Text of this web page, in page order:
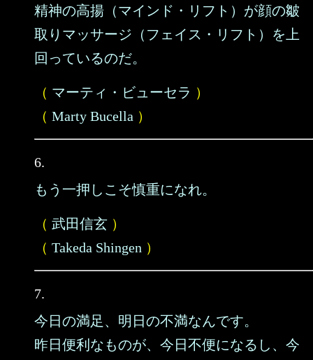
精神の高揚（マインド・リフト）が顔の皺
取りマッサージ（フェイス・リフト）を上
回っているのだ。
（ マーティ・ビューセラ ）
（ Marty Bucella ）
6.
もう一押しこそ慎重になれ。
（ 武田信玄 ）
（ Takeda Shingen ）
7.
今日の満足、明日の不満なんです。
昨日便利なものが、今日不便になるし、今